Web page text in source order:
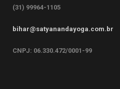
(31) 99964-1105
bihar@satyanandayoga.com.br
CNPJ: 06.330.472/0001-99